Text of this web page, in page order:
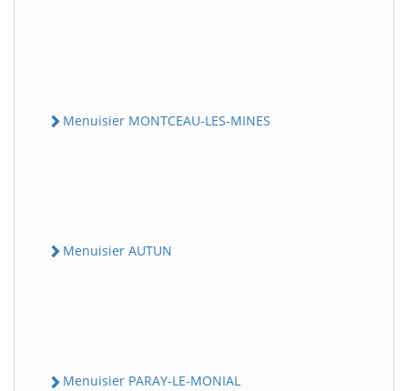
Menuisier MONTCEAU-LES-MINES
Menuisier AUTUN
Menuisier PARAY-LE-MONIAL